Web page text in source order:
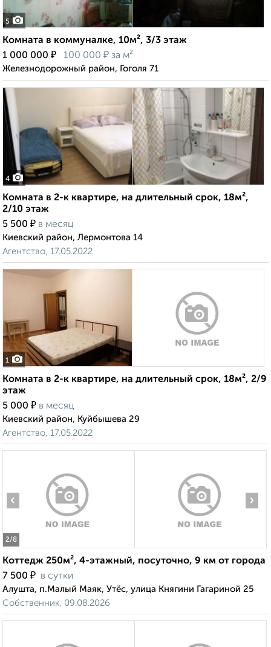
5
Комната в коммуналке, 10м², 3/3 этаж
1 000 000 ₽ 100 000 ₽ за м²
Железнодорожный район, Гоголя 71
4
Комната в 2-к квартире, на длительный срок, 18м²,
2/10 этаж
5 500 ₽ в месяц
Киевский район, Лермонтова 14
Агентство, 17.05.2022
1
Комната в 2-к квартире, на длительный срок, 18м², 2/9
этаж
5 000 ₽ в месяц
Киевский район, Куйбышева 29
Агентство, 17.05.2022
2/8
‹ ›
Коттедж 250м², 4-этажный, посуточно, 9 км от города
7 500 ₽ в сутки
Алушта, п.Малый Маяк, Утёс, улица Княгини Гагариной 25
Собственник, 09.08.2026